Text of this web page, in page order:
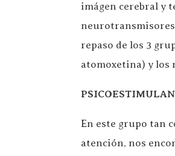
imágen cerebral y
repaso de los 3
atomoxetina) y los
En este grupo tan
atención, nos